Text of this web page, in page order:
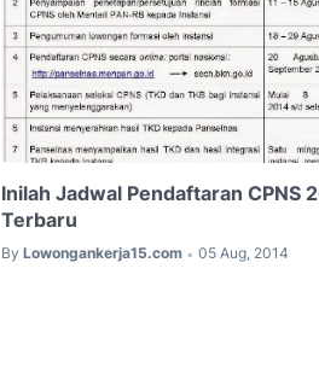
Inilah Jadwal Pendaftaran CPNS
Terbaru
By Lowongankerja15.com • 05 Aug, 2014